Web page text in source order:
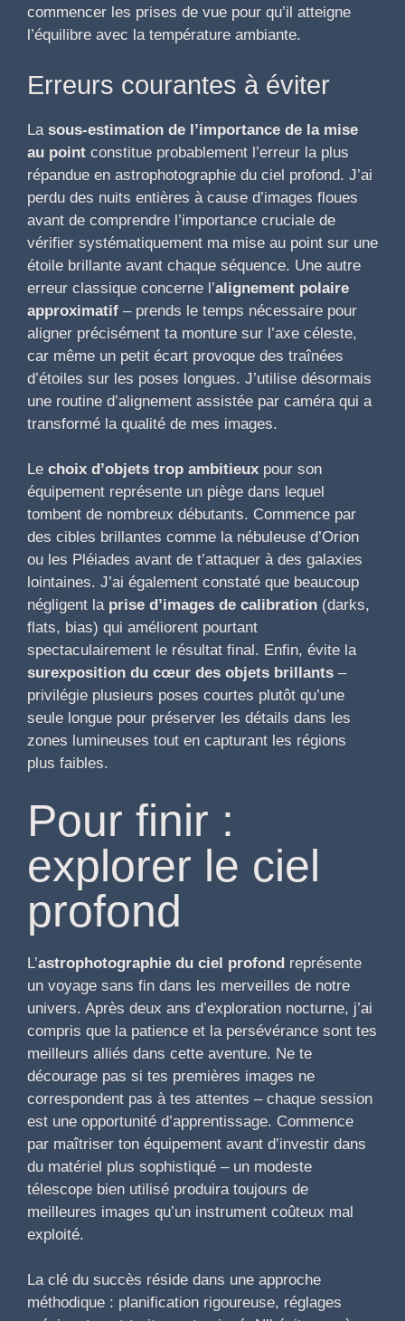
commencer les prises de vue pour qu’il atteigne
l’équilibre avec la température ambiante.
Erreurs courantes à éviter
La sous-estimation de l’importance de la mise
au point constitue probablement l’erreur la plus
répandue en astrophotographie du ciel profond. J’ai
perdu des nuits entières à cause d’images floues
avant de comprendre l’importance cruciale de
vérifier systématiquement ma mise au point sur une
étoile brillante avant chaque séquence. Une autre
erreur classique concerne l’alignement polaire
approximatif – prends le temps nécessaire pour
aligner précisément ta monture sur l’axe céleste,
car même un petit écart provoque des traînées
d’étoiles sur les poses longues. J’utilise désormais
une routine d’alignement assistée par caméra qui a
transformé la qualité de mes images.
Le choix d’objets trop ambitieux pour son
équipement représente un piège dans lequel
tombent de nombreux débutants. Commence par
des cibles brillantes comme la nébuleuse d’Orion
ou les Pléiades avant de t’attaquer à des galaxies
lointaines. J’ai également constaté que beaucoup
négligent la prise d’images de calibration (darks,
flats, bias) qui améliorent pourtant
spectaculairement le résultat final. Enfin, évite la
surexposition du cœur des objets brillants –
privilégie plusieurs poses courtes plutôt qu’une
seule longue pour préserver les détails dans les
zones lumineuses tout en capturant les régions
plus faibles.
Pour finir :
explorer le ciel
profond
L’astrophotographie du ciel profond représente
un voyage sans fin dans les merveilles de notre
univers. Après deux ans d’exploration nocturne, j’ai
compris que la patience et la persévérance sont tes
meilleurs alliés dans cette aventure. Ne te
décourage pas si tes premières images ne
correspondent pas à tes attentes – chaque session
est une opportunité d’apprentissage. Commence
par maîtriser ton équipement avant d’investir dans
du matériel plus sophistiqué – un modeste
télescope bien utilisé produira toujours de
meilleures images qu’un instrument coûteux mal
exploité.
La clé du succès réside dans une approche
méthodique : planification rigoureuse, réglages